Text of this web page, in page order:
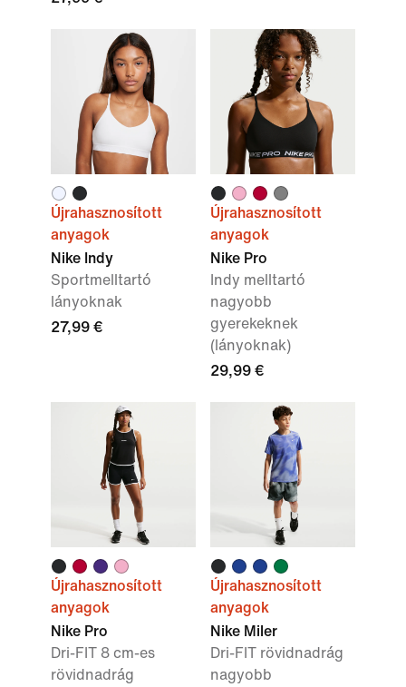
Újrahasznosított
anyagok
Nike Indy
Sportmelltartó
lányoknak
27,99 €
Újrahasznosított
anyagok
Nike Pro
Indy melltartó
nagyobb
gyerekeknek
(lányoknak)
29,99 €
Újrahasznosított
anyagok
Nike Pro
Dri-FIT 8 cm-es
rövidnadrág
Újrahasznosított
anyagok
Nike Miler
Dri-FIT rövidnadrág
nagyobb